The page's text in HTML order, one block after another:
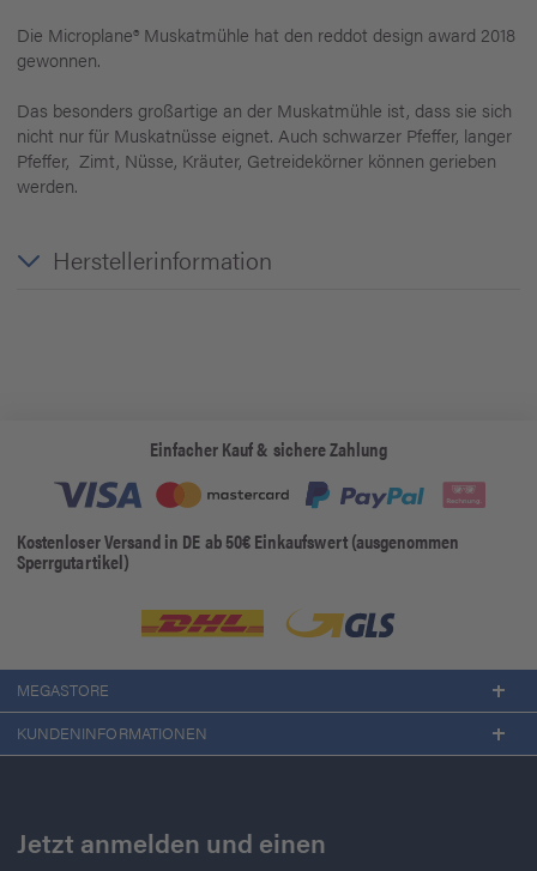
Die Microplane® Muskatmühle hat den reddot design award 2018
gewonnen.
Das besonders großartige an der Muskatmühle ist, dass sie sich
nicht nur für Muskatnüsse eignet. Auch schwarzer Pfeffer, langer
Pfeffer, Zimt, Nüsse, Kräuter, Getreidekörner können gerieben
werden.
Herstellerinformation
Einfacher Kauf & sichere Zahlung
Kostenloser Versand in DE ab 50€ Einkaufswert (ausgenommen
Sperrgutartikel)
MEGASTORE
KUNDENINFORMATIONEN
Jetzt anmelden und einen